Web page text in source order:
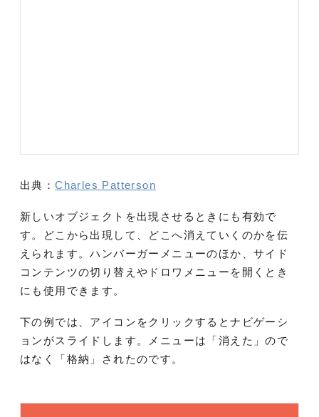
出典：Charles Patterson
新しいオブジェクトを出現させるときにも有効で
す。どこから出現して、どこへ消えていくのかを伝
えられます。ハンバーガーメニューのほか、サイド
コンテンツの切り替えやドロワメニューを開くとき
にも使用できます。
下の例では、アイコンをクリックするとナビゲーシ
ョンがスライドします。メニューは「消えた」ので
はなく「格納」されたのです。